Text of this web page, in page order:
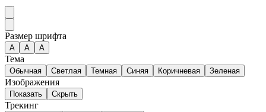
Размер шрифта
А A A
Тема
Обычная Светлая Темная Синяя Коричневая Зеленая
Изображения
Показать Скрыть
Трекинг